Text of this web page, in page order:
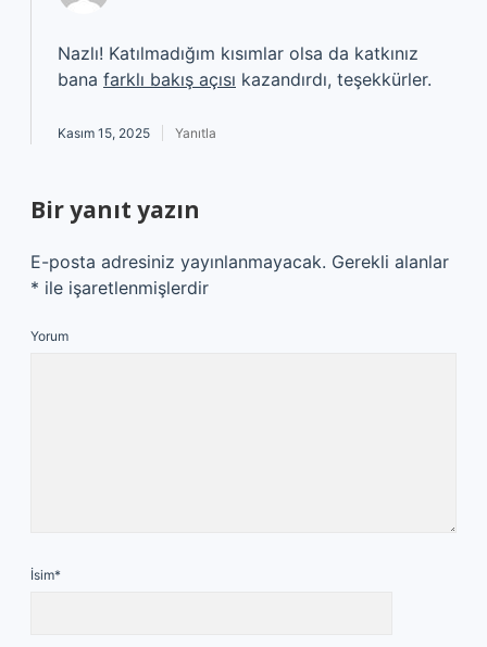
Nazlı! Katılmadığım kısımlar olsa da katkınız
bana farklı bakış açısı kazandırdı, teşekkürler.
Kasım 15, 2025 Yanıtla
Bir yanıt yazın
E-posta adresiniz yayınlanmayacak. Gerekli alanlar
* ile işaretlenmişlerdir
Yorum
İsim*